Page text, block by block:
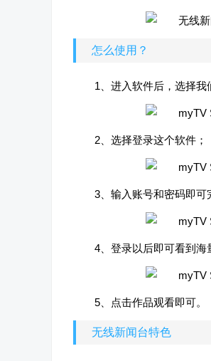
怎么使用？
1、进入软件后，选择我
2、选择登录这个软件；
3、输入账号和密码即可
4、登录以后即可看到海
5、点击作品观看即可。
无线新闻台特色